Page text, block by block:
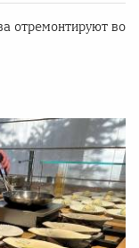
отремонтируют во